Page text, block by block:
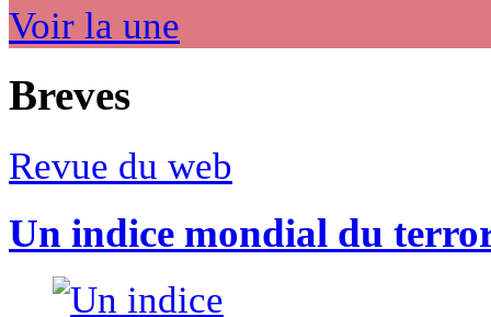
Voir la une
Breves
Revue du web
Un indice mondial du